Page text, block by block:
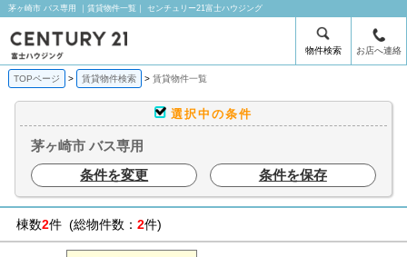
茅ヶ崎市 バス専用 ｜賃貸物件一覧｜ センチュリー21富士ハウジング
物件検索 お店へ連絡
TOPページ 賃貸物件検索 賃貸物件一覧
選択中の条件
茅ヶ崎市 バス専用
条件を変更
条件を保存
棟数2件 (総物件数： 2件)